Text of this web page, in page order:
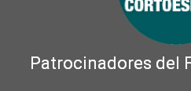
Patrocinadores del